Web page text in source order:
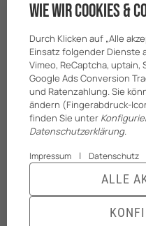
Impressum
Batteriegesetzhinweise
Wie wir Cookies &
Durch Klicken auf „Alle
Einsatz folgender Dienste
Vimeo, ReCaptcha, uptain,
Google Ads Conversion
und Ratenzahlung. Sie
ändern (Fingerabdruck-
finden Sie unter
Datenschutzerklärung.
Impressum | Datenschutz
ALLE